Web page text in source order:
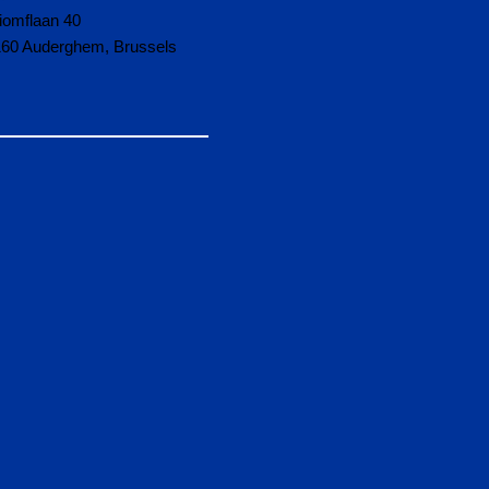
40
Auderghem, Brussels